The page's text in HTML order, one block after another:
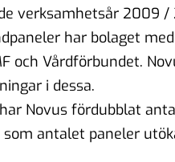
verksamhetsår 2009 /
har bolaget
och Vårdförbundet.
i dessa.
Novus fördubblat
antalet paneler